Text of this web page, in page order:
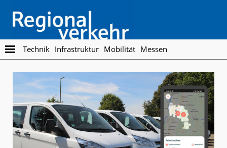
main
content
footer
Regionalverkehr
Die
Fachzeitschrift
Öffentlichen
Personennahverkehr
Technik Infrastruktur Mobilität Messen